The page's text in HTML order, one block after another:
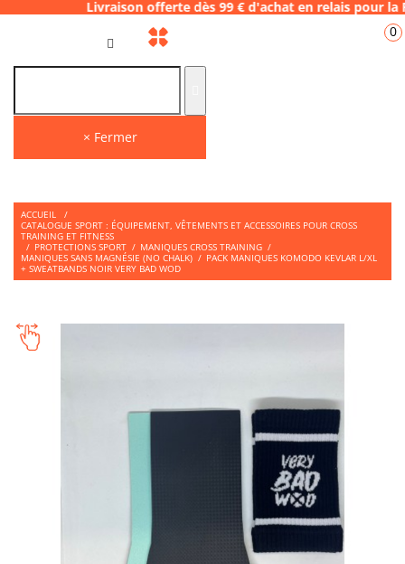
offerte dès 99 € d'achat en relais
× Fermer
0
ACCUEIL
/
CATALOGUE SPORT : ÉQUIPEMENT, VÊTEMENTS ET ACCESSOIRES POUR CROSS
TRAINING ET FITNESS
/ PROTECTIONS SPORT / MANIQUES CROSS TRAINING /
MANIQUES SANS MAGNÉSIE (NO CHALK) / PACK MANIQUES KOMODO KEVLAR L/XL
+ SWEATBANDS NOIR VERY BAD WOD